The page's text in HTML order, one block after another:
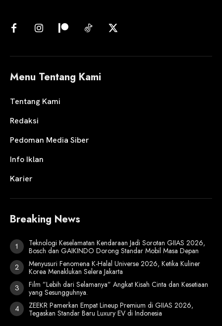
Menu Tentang Kami
Tentang Kami
Redaksi
Pedoman Media Siber
Info Iklan
Karier
Breaking News
Teknologi Keselamatan Kendaraan Jadi Sorotan GIIAS 2026,
Bosch dan GAIKINDO Dorong Standar Mobil Masa Depan
Menyusuri Fenomena K-Halal Universe 2026, Ketika Kuliner
Korea Menaklukan Selera Jakarta
Film ”Lebih dari Selamanya” Angkat Kisah Cinta dan Kesetiaan
yang Sesungguhnya.
ZEEKR Pamerkan Empat Lineup Premium di GIIAS 2026,
Tegaskan Standar Baru Luxury EV di Indonesia